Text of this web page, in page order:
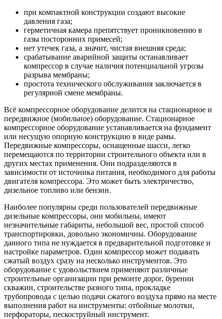
при компактной конструкции создают высокие
давления газа;
герметичная камера препятствует проникновению в
газы посторонних примесей;
нет утечек газа, а значит, чистая внешняя среда;
срабатывание аварийной защиты останавливает
компрессор в случае наличия потенциальной угрозы
разрыва мембраны;
простота технического обслуживания заключается в
регулярной смене мембраны.
Всё компрессорное оборудование делится на стационарное и
передвижное (мобильное) оборудование. Стационарное
компрессорное оборудование устанавливается на фундамент
или несущую опорную конструкцию в виде рамы.
Передвижные компрессоры, оснащенные шасси, легко
перемещаются по территории строительного объекта или в
других местах применения. Они подразделяются в
зависимости от источника питания, необходимого для работы
двигателя компрессора. Это может быть электричество,
дизельное топливо или бензин.
Наиболее популярны среди пользователей передвижные
дизельные компрессоры, они мобильны, имеют
незначительные габариты, небольшой вес, простой способ
транспортировки, довольно экономичны. Оборудование
данного типа не нуждается в предварительной подготовке и
настройке параметров. Один компрессор может подавать
сжатый воздух сразу на несколько инструментов. Это
оборудование с удовольствием применяют различные
строительные организации при ремонте дорог, бурении
скважин, строительстве разного типа, прокладке
трубопровода с целью подачи сжатого воздуха прямо на месте
выполнения работ на инструменты: отбойные молотки,
перфораторы, пескоструйный инструмент.